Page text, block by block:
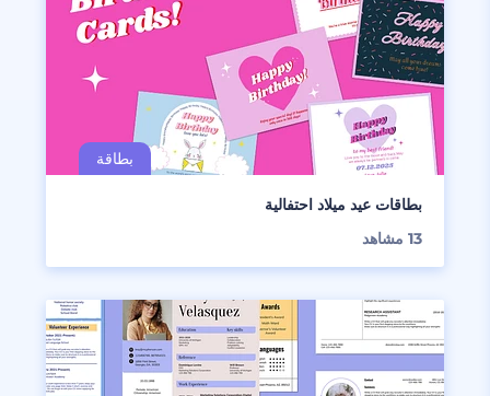
بطاقات عيد ميلاد احتفالية
13 مشاهد